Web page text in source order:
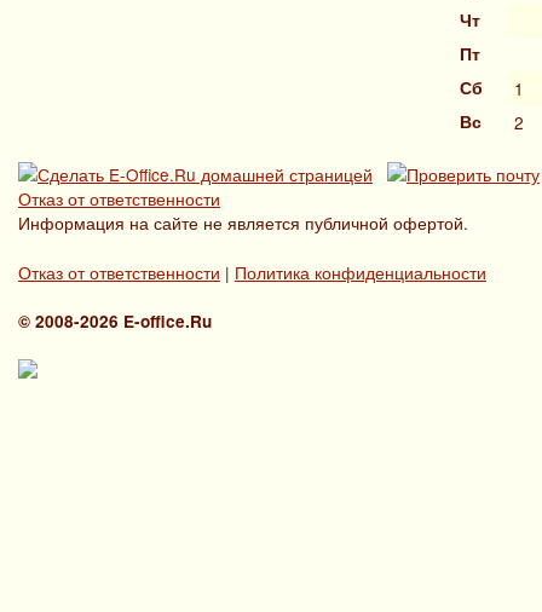
Чт
Пт
Сб
1
Вс 2
Отказ от ответственности
Информация на сайте не является публичной офертой.
Отказ от ответственности | Политика конфиденциальности
© 2008-2026 E-office.Ru